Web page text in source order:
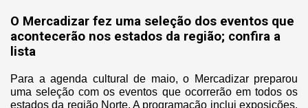
O Mercadizar fez uma seleção dos eventos que
acontecerão nos estados da região; confira a
lista
Para a agenda cultural de maio, o Mercadizar preparou
uma seleção com os eventos que ocorrerão em todos os
estados da região Norte. A programação inclui exposições,